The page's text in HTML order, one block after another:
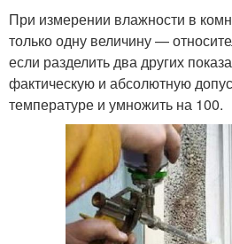
При измерении влажности в
только одну величину —
если разделить два других
фактическую и абсолютную
температуре и умножить на 100.